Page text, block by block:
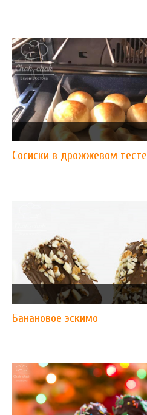
Сосиски в дрожжевом тесте
Банановое эскимо